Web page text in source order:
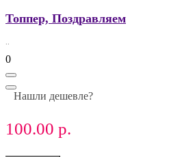
Топпер, Поздравляем
..
0
Нашли дешевле?
100.00 р.